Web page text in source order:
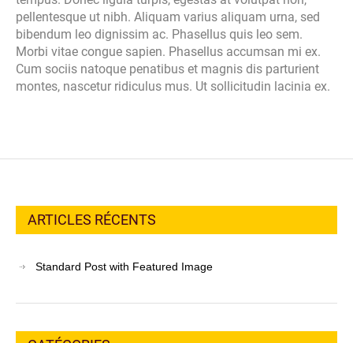
pellentesque ut nibh. Aliquam varius aliquam urna, sed
bibendum leo dignissim ac. Phasellus quis leo sem.
Morbi vitae congue sapien. Phasellus accumsan mi ex.
Cum sociis natoque penatibus et magnis dis parturient
montes, nascetur ridiculus mus. Ut sollicitudin lacinia ex.
ARTICLES RÉCENTS
Standard Post with Featured Image